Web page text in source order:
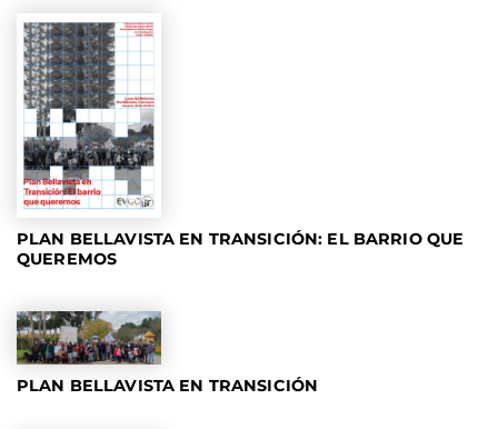
PLAN BELLAVISTA EN TRANSICIÓN: EL BARRIO QUE
QUEREMOS
PLAN BELLAVISTA EN TRANSICIÓN